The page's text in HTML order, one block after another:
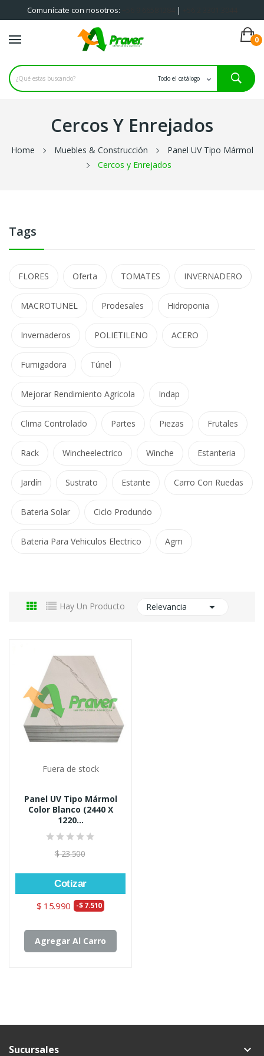
Comunícate con nosotros: |
0
Cercos Y Enrejados
Home Muebles & Construcción
Panel UV Tipo Mármol
Cercos y Enrejados
Tags
FLORES Oferta TOMATES INVERNADERO
MACROTUNEL Prodesales Hidroponia
Invernaderos POLIETILENO ACERO
Fumigadora Túnel
Mejorar Rendimiento Agricola Indap
Clima Controlado Partes Piezas Frutales
Rack Wincheelectrico Winche Estanteria
Jardín Sustrato Estante Carro Con Ruedas
Bateria Solar Ciclo Produndo
Bateria Para Vehiculos Electrico Agm
Hay Un Producto Relevancia 
Fuera de stock
Panel UV Tipo Mármol
Color Blanco (2440 X
1220...
$ 23.500
Cotizar
$ 15.990 -$ 7.510
Agregar Al Carro
Sucursales keyboard_arrow_down